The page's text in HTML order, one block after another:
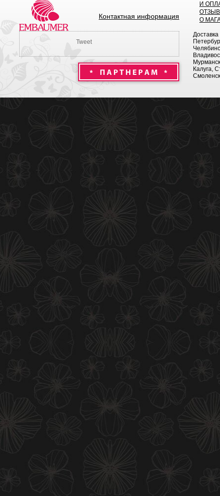
Контактная информация
И
О
Tweet
Калуга,